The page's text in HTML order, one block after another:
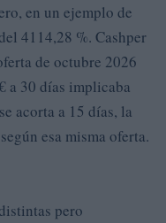
en un ejemplo de
4114,28 %. Cashper
de octubre 2026
a 30 días implicaba
acorta a 15 días, la
esa misma oferta.
pero